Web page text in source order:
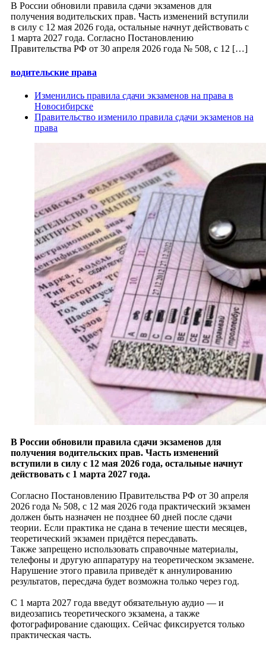
В России обновили правила сдачи экзаменов для
получения водительских прав. Часть изменений вступили
в силу с 12 мая 2026 года, остальные начнут действовать с
1 марта 2027 года. Согласно Постановлению
Правительства РФ от 30 апреля 2026 года № 508, с 12 […]
водительские права
Изменились правила сдачи экзаменов на права в
Новосибирске
Правительство изменило правила сдачи экзаменов на
права
В России обновили правила сдачи экзаменов для
получения водительских прав. Часть изменений
вступили в силу с 12 мая 2026 года, остальные начнут
действовать с 1 марта 2027 года.
Согласно Постановлению Правительства РФ от 30 апреля
2026 года № 508, с 12 мая 2026 года практический экзамен
должен быть назначен не позднее 60 дней после сдачи
теории. Если практика не сдана в течение шести месяцев,
теоретический экзамен придётся пересдавать.
Также запрещено использовать справочные материалы,
телефоны и другую аппаратуру на теоретическом экзамене.
Нарушение этого правила приведёт к аннулированию
результатов, пересдача будет возможна только через год.
С 1 марта 2027 года введут обязательную аудио — и
видеозапись теоретического экзамена, а также
фотографирование сдающих. Сейчас фиксируется только
практическая часть.